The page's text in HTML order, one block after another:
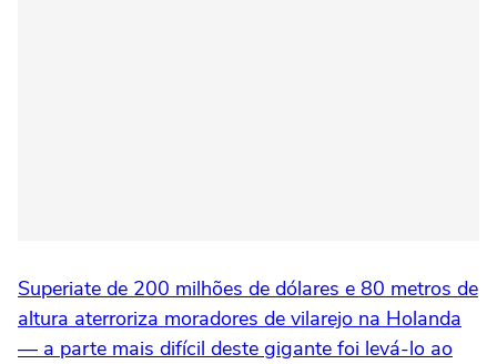
Superiate de 200 milhões de dólares e 80 metros de
altura aterroriza moradores de vilarejo na Holanda
— a parte mais difícil deste gigante foi levá-lo ao